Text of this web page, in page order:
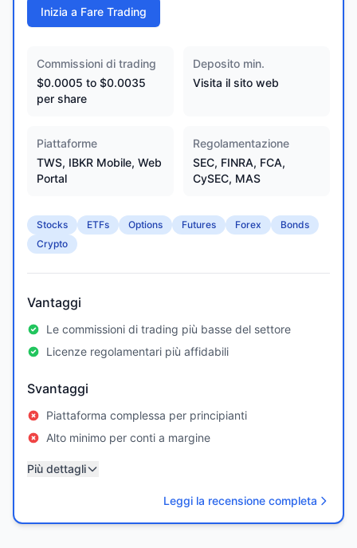
Inizia a Fare Trading
Commissioni di trading
$0.0005 to $0.0035
per share
Deposito min.
Visita il sito web
Piattaforme
TWS, IBKR Mobile, Web
Portal
Regolamentazione
SEC, FINRA, FCA,
CySEC, MAS
Stocks ETFs Options Futures Forex
Bonds
Crypto
Vantaggi
Le commissioni di trading più basse del settore
Licenze regolamentari più affidabili
Svantaggi
Piattaforma complessa per principianti
Alto minimo per conti a margine
Più dettagli
Leggi la recensione completa